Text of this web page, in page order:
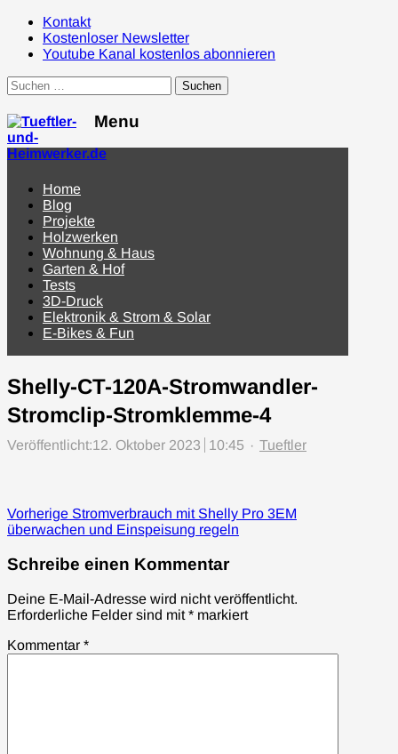
Kontakt
Kostenloser Newsletter
Youtube Kanal kostenlos abonnieren
Suchen
nach:
Menu
Menu
Home
Blog
Projekte
Holzwerken
Wohnung & Haus
Garten & Hof
Tests
3D-Druck
Elektronik & Strom & Solar
E-Bikes & Fun
Shelly-CT-120A-Stromwandler-
Stromclip-Stromklemme-4
Veröffentlicht:12. Oktober 2023 10:45 Author
Tueftler
Beitragsnavigation
Vorherige Previous
post:
Stromverbrauch mit Shelly Pro 3EM
überwachen und Einspeisung regeln
Schreibe einen Kommentar
Deine E-Mail-Adresse wird nicht veröffentlicht.
Erforderliche Felder sind mit* markiert
Kommentar *